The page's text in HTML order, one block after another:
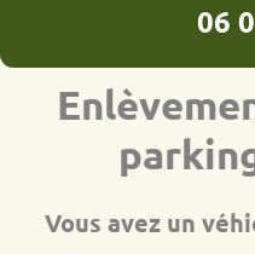
06
Vous avez un